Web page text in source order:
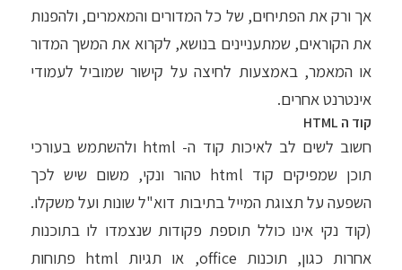
אך ורק את הפתיחים, של כל המדורים והמאמרים, ולהפנות
את הקוראים, שמתעניינים בנושא, לקרוא את המשך המדור
או המאמר, באמצעות לחיצה על קישור שמוביל לעמודי
אינטרנט אחרים.
קוד ה HTML
חשוב לשים לב לאיכות קוד ה- html ולהשתמש בעורכי
תוכן שמפיקים קוד html טהור ונקי, משום שיש לכך
השפעה על תצוגת המייל בתיבות דוא"ל שונות ועל משקלו.
(קוד נקי אינו כולל תוספת פקודות שנצמדו לו בתוכנות
אחרות כגון, תוכנות office, או תגיות html פתוחות